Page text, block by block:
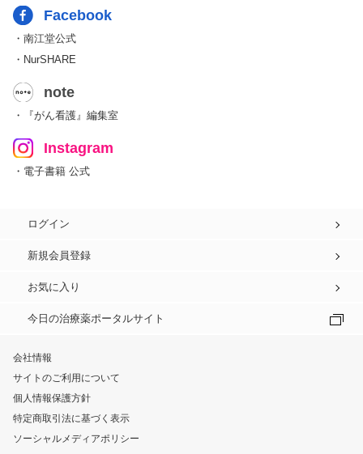
Facebook
・南江堂公式
・NurSHARE
note
・『がん看護』編集室
Instagram
・電子書籍 公式
ログイン
新規会員登録
お気に入り
今日の治療薬ポータルサイト
会社情報
サイトのご利用について
個人情報保護方針
特定商取引法に基づく表示
ソーシャルメディアポリシー